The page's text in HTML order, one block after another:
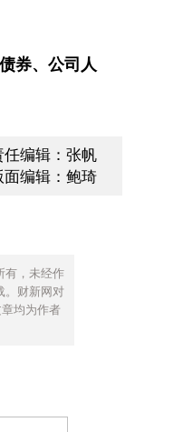
券、公司人
任编辑：张帆
面编辑：鲍琦
有，未经作
。财新网对
均为作者